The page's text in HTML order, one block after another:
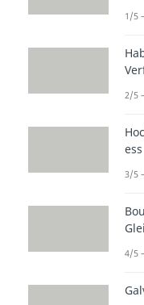
1/5
2/5
ess
3/5
4/5